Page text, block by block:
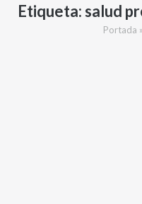
Etiqueta:salud
Portada »